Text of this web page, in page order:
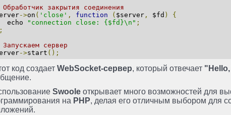
закрытия соединения
->on ( 'close' , function ( $server , $fd )
{
"connection close: {$fd}\n" ;
сервер
->start ();
код создает WebSocket-сервер, который отвечает
Swoole открывает много возможностей для
на PHP, делая его отличным выбором для